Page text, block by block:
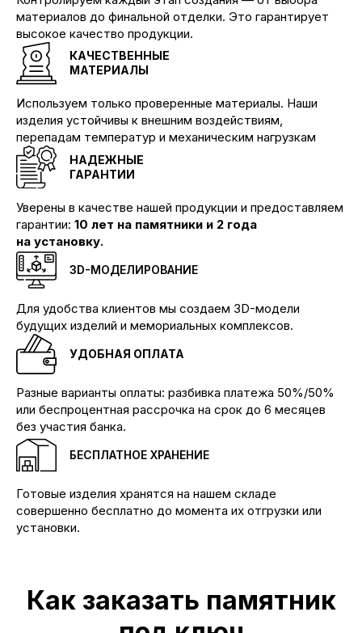
материалов до финальной отделки. Это гарантирует
высокое качество продукции.
КАЧЕСТВЕННЫЕ
МАТЕРИАЛЫ
Используем только проверенные материалы. Наши
изделия устойчивы к внешним воздействиям,
перепадам температур и механическим нагрузкам
НАДЕЖНЫЕ
ГАРАНТИИ
Уверены в качестве нашей продукции и предоставляем
гарантии: 10 лет на памятники и 2 года
на установку.
3D-МОДЕЛИРОВАНИЕ
Для удобства клиентов мы создаем 3D-модели
будущих изделий и мемориальных комплексов.
УДОБНАЯ ОПЛАТА
Разные варианты оплаты: разбивка платежа 50%/50%
или беспроцентная рассрочка на срок до 6 месяцев
без участия банка.
БЕСПЛАТНОЕ ХРАНЕНИЕ
Готовые изделия хранятся на нашем складе
совершенно бесплатно до момента их отгрузки или
установки.
Как заказать памятник
Памятники
Мемориальные комплексы
КОНТАКТЫ
Телефоны:
+7 (904) 895-23-34 Бадалык
+7 (904) 895-53-34 Бадалык
Красноярск, ул.Ремесленная, 19/2
Красноярск, ул. 4-я Шинная
Производим памятники и мемориальные
комплексы любой сложности